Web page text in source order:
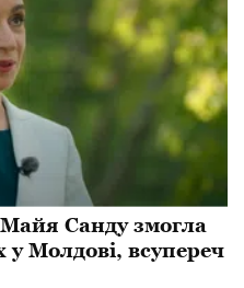
Санду змогла
у Молдові, всупереч